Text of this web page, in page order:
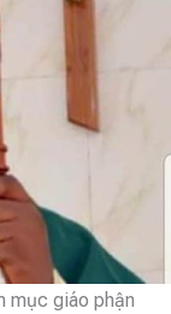
mục giáo phận